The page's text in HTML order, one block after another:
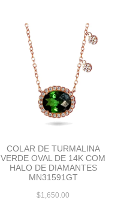
COLAR DE TURMALINA
VERDE OVAL DE 14K COM
HALO DE DIAMANTES
MN31591GT
$1,650.00